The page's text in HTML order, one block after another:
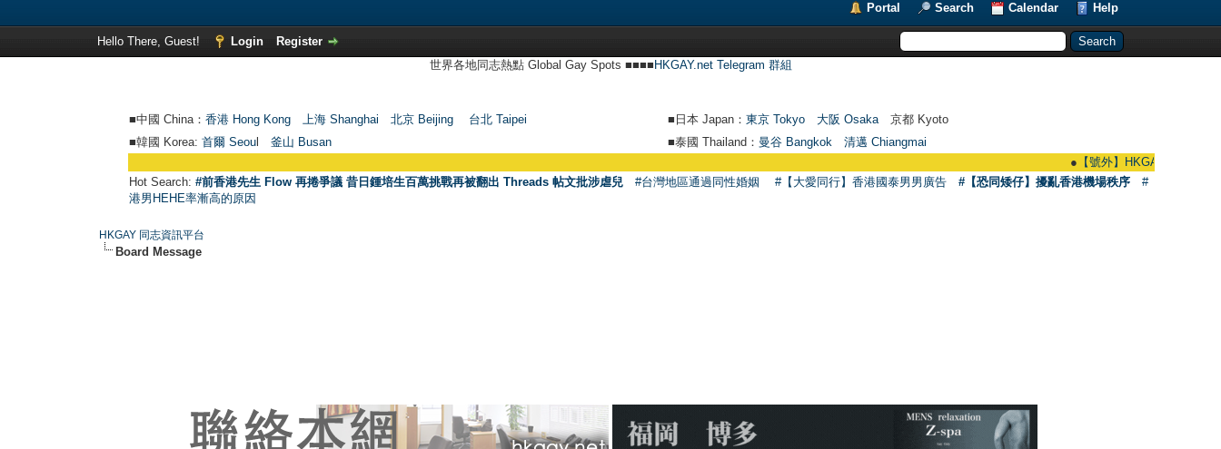
Portal Search Calendar Help
Hello There, Guest! Login
Register
世界各地同志熱點 Global Gay Spots ■■■■ HKGAY.net Telegram 群組
■中國 China： 香港 Hong Kong 上海 Shanghai 北京 Beijing 台北 Taipei ■日本 Japan： 東京 Tokyo 大阪 Osaka京都 Kyoto
■韓國 Korea: 首爾 Seou 釜山 Busan ■泰國 Thailand： 曼谷 Bangkok
清邁 Chiangmai
【號外】HKGAY.net已啟動
Hot Search: #前香港先生 Flow 再捲爭議 昔日鍾培生百萬挑戰再被翻出 Threads 帖文批涉虐兒 #台灣地區通過同性婚姻 #【大愛同行】香港國泰男男廣告 #【恐同矮仔】擾亂香港機場秩序
#
港男HEHE率漸高的原因
HKGAY 同志資訊平台
Board Message